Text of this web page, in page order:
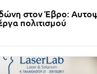
στον Έβρο:
πολιτισμού